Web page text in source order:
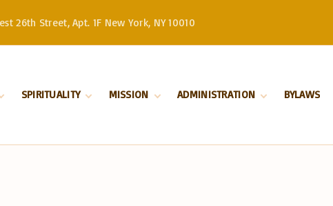
26th Street, Apt. 1F New York, NY 10010
SPIRITUALITY
Orthodoxy
MISSION
History
ADMINISTRATION
Patriarchate
BYLAWS